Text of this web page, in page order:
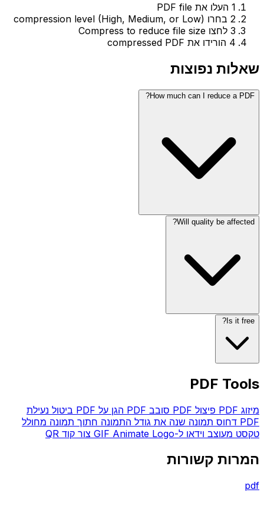
1 העלו את PDF file
2 בחרו compression level (High, Medium, or Low)
3 לחצו Compress to reduce file size
4 הורידו את compressed PDF
שאלות נפוצות
How much can I reduce a PDF?
Will quality be affected?
Is it free?
PDF Tools
מיזוג PDF פיצול PDF סובב PDF הגן על PDF
ביטול נעילת
PDF דחוס תמונה שנה את גודל התמונה חתוך תמונה מחולל
טקסט מעוצב וידאו ל-GIFAnimate Logo צור קוד QR
המרות קשורות
pdf